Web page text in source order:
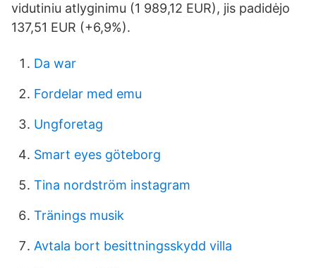
vidutiniu atlyginimu (1 989,12 EUR), jis padidėjo
137,51 EUR (+6,9%).
Da war
Fordelar med emu
Ungforetag
Smart eyes göteborg
Tina nordström instagram
Tränings musik
Avtala bort besittningsskydd villa